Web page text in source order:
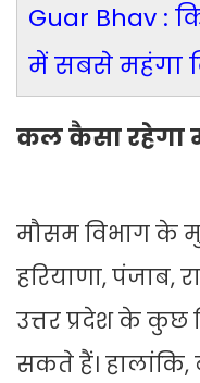
Guar Bhav :
में सबसे महंगा
कल कैसा रहेगा
मौसम विभाग के
हरियाणा, पंजाब,
उत्तर प्रदेश के
सकते हैं।